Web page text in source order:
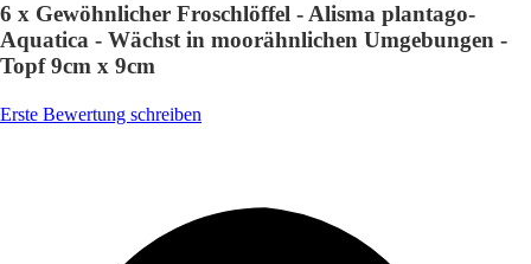
6 x Gewöhnlicher Froschlöffel - Alisma plantago-
Aquatica - Wächst in moorähnlichen Umgebungen -
Topf 9cm x 9cm
Erste Bewertung schreiben